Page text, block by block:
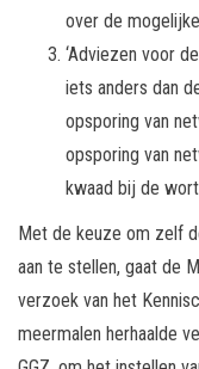
over de
‘Adviezen voor
iets anders dan
opsporing van
opsporing van
kwaad bij de
Met de keuze om zelf
aan te stellen, gaat de
verzoek van het
meermalen herhaalde